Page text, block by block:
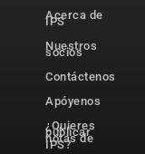
Acerca de
IPS
Nuestros
socios
Contáctenos
Apóyenos
¿Quieres
publicar
notas de
IPS?